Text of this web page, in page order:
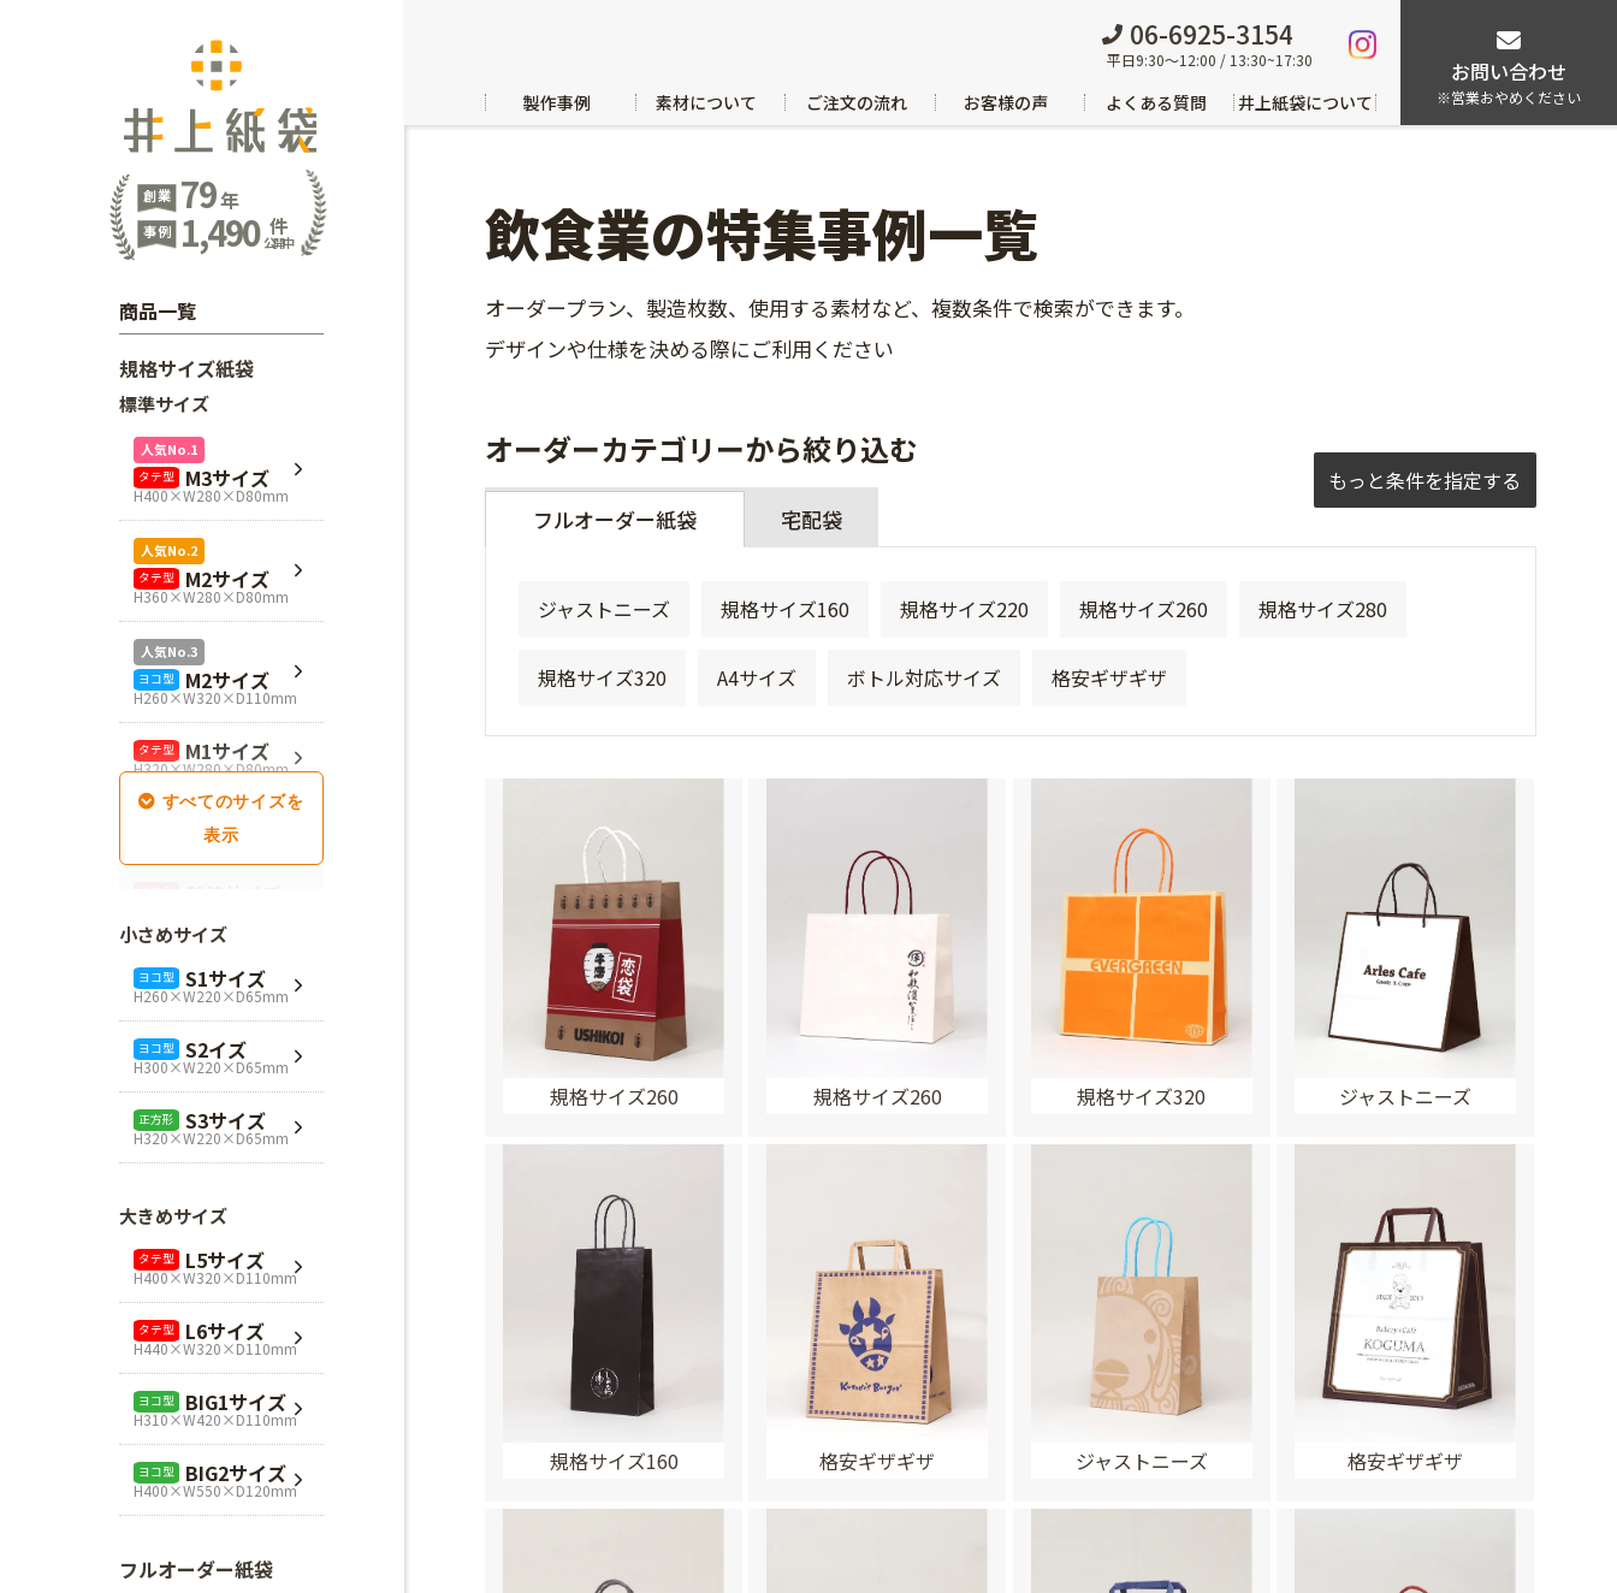
お問い合わせ
※営業おやめください
06-6925-3154
平日9:30～12:00 / 13:30~17:30
製作事例 素材について ご注文の流れ お客様の声 よくある質問 井上紙袋について
飲食業の特集事例一覧
オーダープラン、製造枚数、使用する素材など、複数条件で検索ができます。
デザインや仕様を決める際にご利用ください
オーダーカテゴリーから絞り込む
フルオーダー紙袋 宅配袋
ジャストニーズ 規格サイズ160 規格サイズ220 規格サイズ260 規格サイズ280
規格サイズ320 A4サイズ ボトル対応サイズ 格安ギザギザ
もっと条件を指定する
規格サイズ260 規格サイズ260 規格サイズ320 ジャストニーズ
規格サイズ160 格安ギザギザ ジャストニーズ 格安ギザギザ
創業 79年
事例 1,490 件
公開中
商品一覧
規格サイズ紙袋
標準サイズ
人気No.1
タテ型 M3サイズ
H400×W280×D80mm
人気No.2
タテ型 M2サイズ
H360×W280×D80mm
人気No.3
ヨコ型 M2サイズ
H260×W320×D110mm
タテ型 M1サイズ
H320×W280×D80mm
SM1サイズ
H280×W260×D100mm
SM3サイズ
H360×W260×D100mm
L4サイズ
H360×W320×D110mm
L1サイズ
H240×W320×D110mm
正方形 Mスクエア
H280×W280×D80mm
正方形 Lスクエア
H320×W320×D110mm
小さめサイズ
ヨコ型 S1サイズ
H260×W220×D65mm
ヨコ型 S2イズ
H300×W220×D65mm
正方形 S3サイズ
H320×W220×D65mm
大きめサイズ
タテ型 L5サイズ
H400×W320×D110mm
タテ型 L6サイズ
H440×W320×D110mm
ヨコ型 BIG1サイズ
H310×W420×D110mm
ヨコ型 BIG2サイズ
H400×W550×D120mm
フルオーダー紙袋